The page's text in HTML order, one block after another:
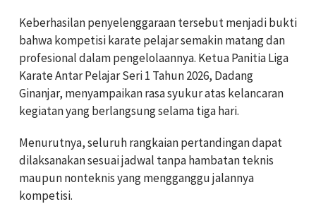
Keberhasilan penyelenggaraan tersebut menjadi bukti
bahwa kompetisi karate pelajar semakin matang dan
profesional dalam pengelolaannya. Ketua Panitia Liga
Karate Antar Pelajar Seri 1 Tahun 2026, Dadang
Ginanjar, menyampaikan rasa syukur atas kelancaran
kegiatan yang berlangsung selama tiga hari.
Menurutnya, seluruh rangkaian pertandingan dapat
dilaksanakan sesuai jadwal tanpa hambatan teknis
maupun nonteknis yang mengganggu jalannya
kompetisi.